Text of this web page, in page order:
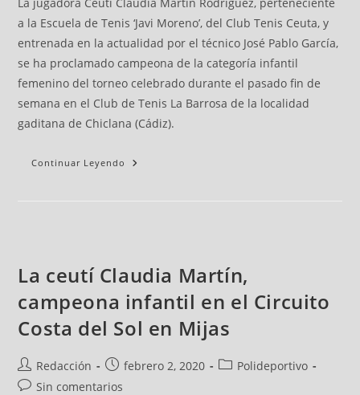
a la Escuela de Tenis ‘Javi Moreno’, del Club Tenis Ceuta, y
entrenada en la actualidad por el técnico José Pablo García,
se ha proclamado campeona de la categoría infantil
femenino del torneo celebrado durante el pasado fin de
semana en el Club de Tenis La Barrosa de la localidad
gaditana de Chiclana (Cádiz).
Continuar Leyendo
La ceutí Claudia Martín,
campeona infantil en el Circuito
Costa del Sol en Mijas
Redacción febrero 2, 2020
Polideportivo
Sin comentarios